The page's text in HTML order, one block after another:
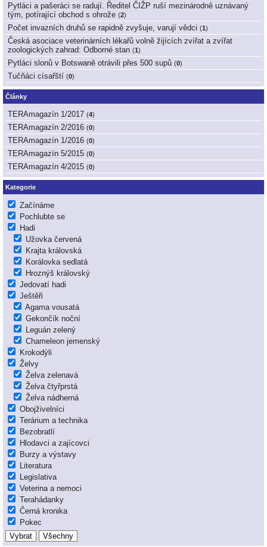
Pytláci a pašeráci se radují. Ředitel ČIŽP ruší mezinárodně uznávaný
tým, potírající obchod s ohrože (2)
Počet invazních druhů se rapidně zvyšuje, varují vědci (1)
Česká asociace veterinárních lékařů volně žijících zvířat a zvířat
zoologických zahrad: Odborné stan (1)
Pytláci slonů v Botswaně otrávili přes 500 supů (0)
Tučňáci císařští (0)
Články
TERAmagazín 1/2017 (4)
TERAmagazín 2/2016 (0)
TERAmagazín 1/2016 (0)
TERAmagazín 5/2015 (0)
TERAmagazín 4/2015 (0)
Kategorie
Začínáme
Pochlubte se
Hadi
Užovka červená
Krajta královská
Korálovka sedlatá
Hroznýš královský
Jedovatí hadi
Ještěři
Agama vousatá
Gekončík noční
Leguán zelený
Chameleon jemenský
Krokodýli
Želvy
Želva zelenavá
Želva čtyřprstá
Želva nádherná
Obojživelníci
Terárium a technika
Bezobratlí
Hlodavci a zajícovci
Burzy a výstavy
Literatura
Legislativa
Veterina a nemoci
Terahádanky
Černá kronika
Pokec